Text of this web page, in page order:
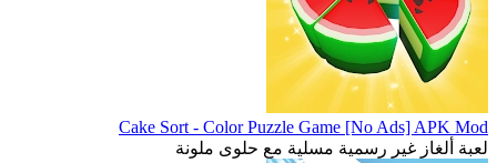
Cake Sort - Color Puzzle Game [No Ads] APK Mod
لعبة ألغاز غير رسمية مسلية مع حلوى ملونة